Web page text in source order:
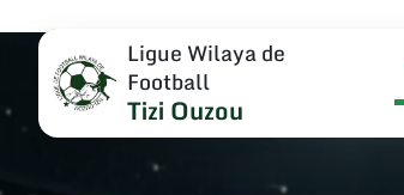
Ligue Wilaya de
Football
Tizi Ouzou